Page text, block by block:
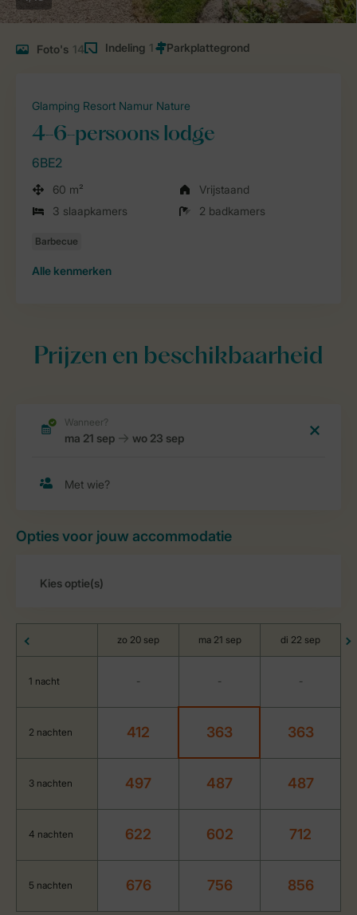
Foto's 14 Indeling 1
Glamping Resort Namur Nature
4-6-persoons lodge
6BE2
60 m²
Vrijstaand
3 slaapkamers
2 badkamers
Alle kenmerken
Prijzen en beschikbaarheid
Opties voor jouw accommodatie
zo 20 sep ma 21 sep di 22 sep
1 nacht - - -
2 nachten 412 363 363
3 nachten 497 487 487
4 nachten 622 602 712
5 nachten 676 756 856